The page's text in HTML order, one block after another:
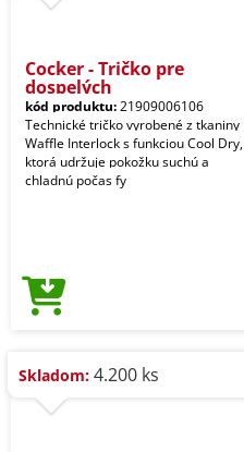
Cocker - Tričko pre
dospelých
kód produktu:21909006106
Technické tričko vyrobené z tkaniny
Waffle Interlock s funkciou Cool Dry,
ktorá udržuje pokožku suchú a
chladnú počas fy
Skladom: 4.200 ks